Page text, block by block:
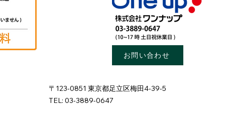
お問い合わせ
〒123-0851 東京都足立区梅田4-39-5
TEL: 03-3889-0647